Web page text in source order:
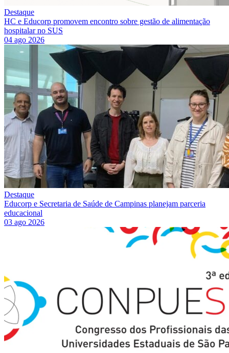
Destaque
HC e Educorp promovem encontro sobre gestão de alimentação
hospitalar no SUS
04 ago 2026
Destaque
Educorp e Secretaria de Saúde de Campinas planejam parceria
educacional
03 ago 2026